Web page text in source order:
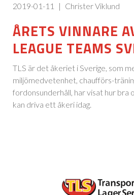
2019-01-11 | Christer Viklund
ÅRETS VINNARE
LEAGUE TEAMS
TLS är det åkeriet i Sverige, som
miljömedvetenhet, chaufförs-
fordonsunderhåll, har visat hur bra
kan driva ett åkeri idag.